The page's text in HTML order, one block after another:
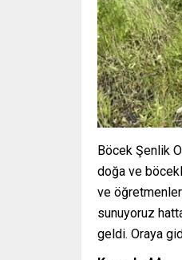
Böcek Şenlik
doğa ve
ve
sunuyoruz
geldi. Oraya